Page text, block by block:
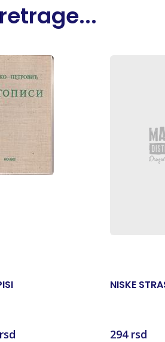
NISKE
294 rsd